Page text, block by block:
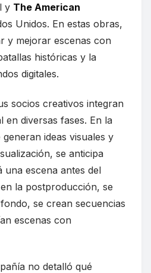
y The American
Unidos. En estas obras,
y mejorar escenas con
históricas y la
digitales.
socios creativos integran
en diversas fases. En la
ideas visuales y
se anticipa
escena antes del
la postproducción, se
se crean secuencias
escenas con
no detalló qué